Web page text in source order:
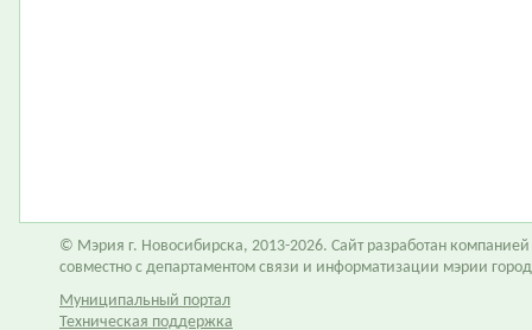
© Мэрия г. Новосибирска, 2013-2026. Сайт разработан компанией
совместно с департаментом связи и информатизации мэрии
Муниципальный портал
Техническая поддержка